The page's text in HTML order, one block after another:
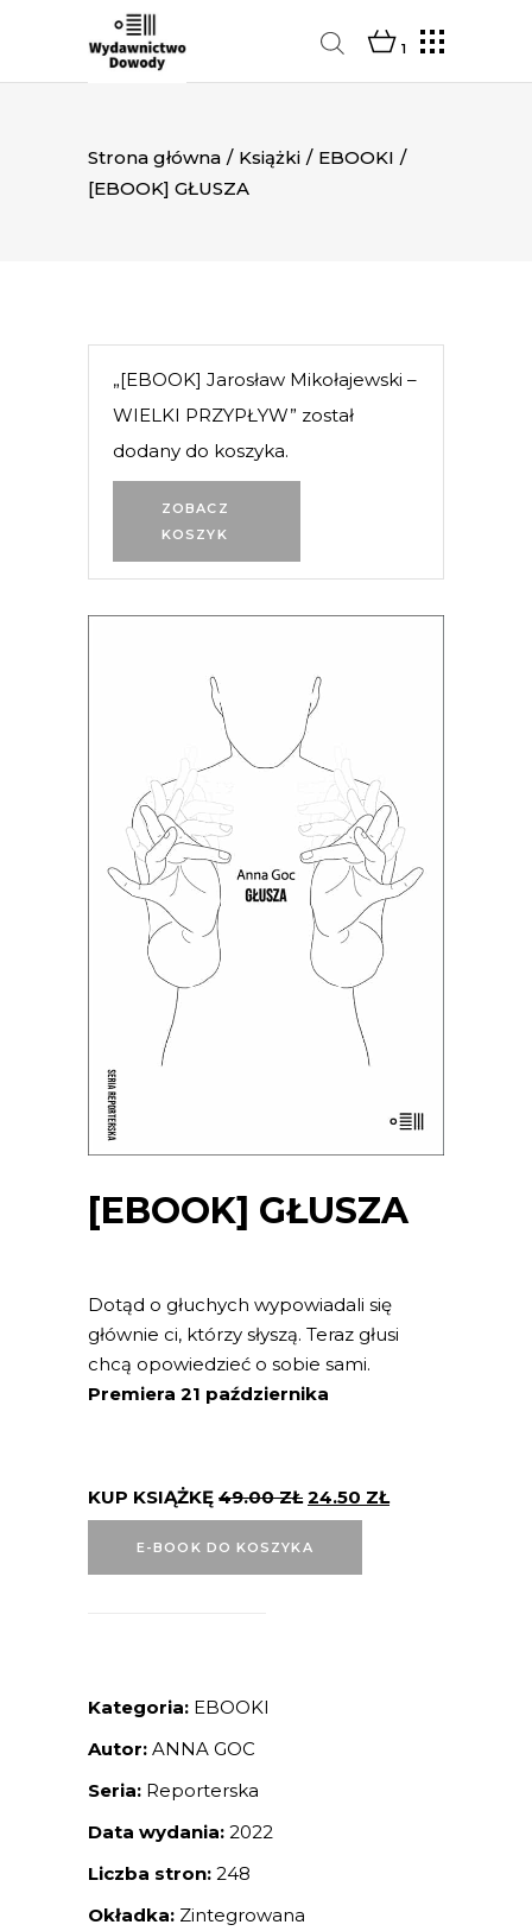
1
Strona główna / Książki / EBOOKI /
[EBOOK] GŁUSZA
ZOBACZ
KOSZYK
„[EBOOK] Jarosław Mikołajewski –
WIELKI PRZYPŁYW” został
dodany do koszyka.
[EBOOK] GŁUSZA
Dotąd o głuchych wypowiadali się
głównie ci, którzy słyszą. Teraz głusi
chcą opowiedzieć o sobie sami.
Premiera 21 października
KUP KSIĄŻKĘ 49.00ZŁ 24.50 ZŁ
E-BOOK DO KOSZYKA
Kategoria: EBOOKI
Autor: ANNA GOC
Seria: Reporterska
Data wydania: 2022
Liczba stron: 248
Okładka: Zintegrowana